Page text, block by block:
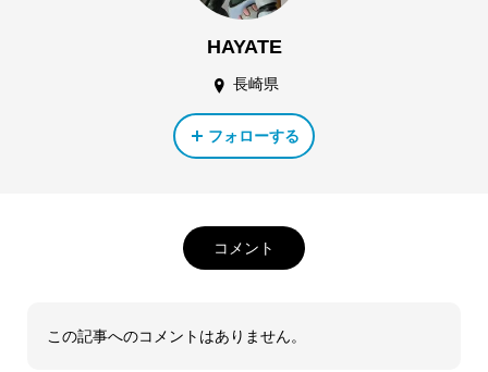
HAYATE
長崎県
フォローする
コメント
この記事へのコメントはありません。